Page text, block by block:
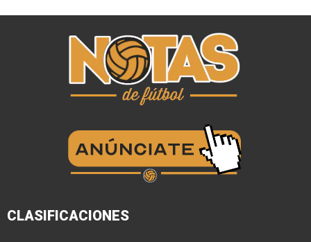
CLASIFICACIONES